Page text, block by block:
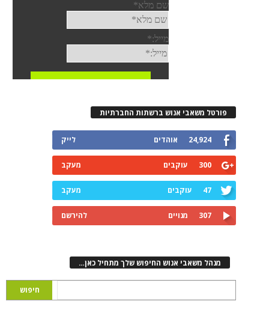
פורטל משאבי אנוש ברשתות החברתיות
24,924 אוהדים לייק
300 עוקבים מעקב
47 עוקבים מעקב
307 מנויים להירשם
מנהל משאבי אנוש החיפוש שלך מתחיל כאן…